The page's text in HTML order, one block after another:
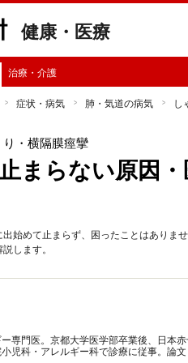
健康・医療
治療・介護
症状・病気 肺・気道の病気 し
り・横隔膜痙攣
まらない原因
出始めて止まらず、困ったことはあり
します。
専門医。京都大学医学部卒業後、日本
児科・アレルギー科で診療に従事。論